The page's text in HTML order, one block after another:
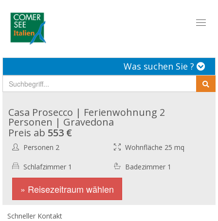
Was suchen Sie ?
Casa Prosecco | Ferienwohnung 2
Personen | Gravedona
Preis ab 553 €
Personen 2 Wohnfläche 25 mq
Schlafzimmer 1 Badezimmer 1
» Reisezeitraum wählen
Schneller Kontakt